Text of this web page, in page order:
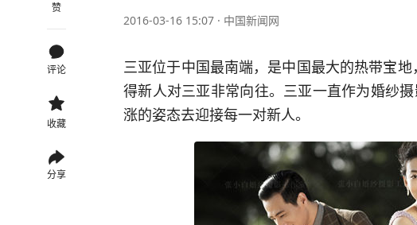
赞
评论
收藏
分享
2016-03-16 15:07 · 中国新闻网
三亚位于中国最南端，是中国最大的热带宝
得新人对三亚非常向往。三亚一直作为婚纱
涨的姿态去迎接每一对新人。